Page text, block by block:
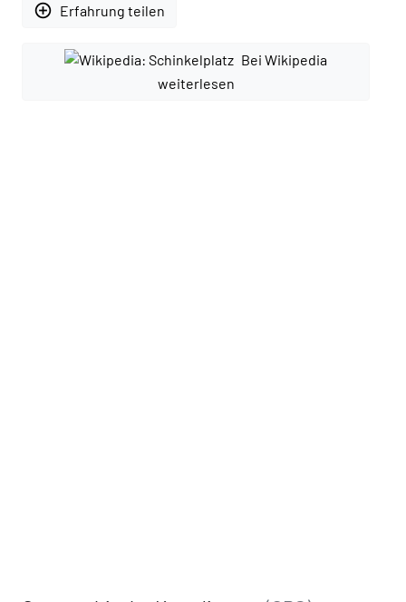
add_circle_outline Erfahrung teilen
Bei Wikipedia
weiterlesen